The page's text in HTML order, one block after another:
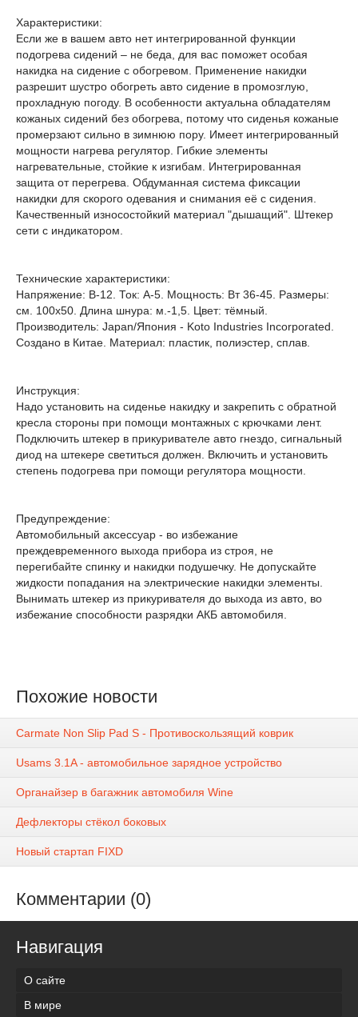
Характеристики:
Если же в вашем авто нет интегрированной функции
подогрева сидений – не беда, для вас поможет особая
накидка на сидение с обогревом. Применение накидки
разрешит шустро обогреть авто сидение в промозглую,
прохладную погоду. В особенности актуальна обладателям
кожаных сидений без обогрева, потому что сиденья кожаные
промерзают сильно в зимнюю пору. Имеет интегрированный
мощности нагрева регулятор. Гибкие элементы
нагревательные, стойкие к изгибам. Интегрированная
защита от перегрева. Обдуманная система фиксации
накидки для скорого одевания и снимания её с сидения.
Качественный износостойкий материал "дышащий". Штекер
сети с индикатором.
Технические характеристики:
Напряжение: В-12. Ток: А-5. Мощность: Вт 36-45. Размеры:
см. 100x50. Длина шнура: м.-1,5. Цвет: тёмный.
Производитель: Japan/Япония - Koto Industries Incorporated.
Создано в Китае. Материал: пластик, полиэстер, сплав.
Инструкция:
Надо установить на сиденье накидку и закрепить с обратной
кресла стороны при помощи монтажных с крючками лент.
Подключить штекер в прикуривателе авто гнездо, сигнальный
диод на штекере светиться должен. Включить и установить
степень подогрева при помощи регулятора мощности.
Предупреждение:
Автомобильный аксессуар - во избежание
преждевременного выхода прибора из строя, не
перегибайте спинку и накидки подушечку. Не допускайте
жидкости попадания на электрические накидки элементы.
Вынимать штекер из прикуривателя до выхода из авто, во
избежание способности разрядки АКБ автомобиля.
Похожие новости
Carmate Non Slip Pad S - Противоскользящий коврик
Usams 3.1A - автомобильное зарядное устройство
Органайзер в багажник автомобиля Wine
Дефлекторы стёкол боковых
Новый стартап FIXD
Комментарии (0)
Навигация
О сайте
В мире